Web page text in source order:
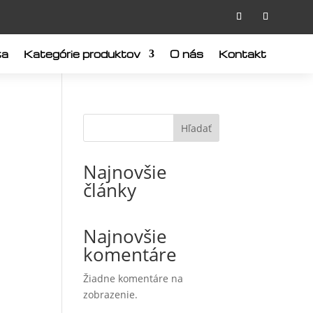
Kategórie produktov O nás Kontakt
Hľadať
Najnovšie
články
Najnovšie
komentáre
Žiadne komentáre na
zobrazenie.